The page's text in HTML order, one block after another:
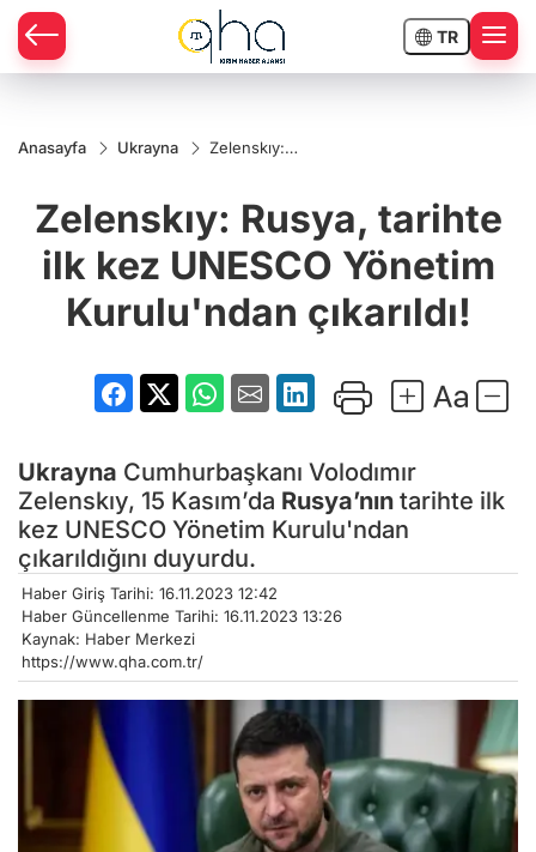
TR
Anasayfa Ukrayna
Zelenskıy:
UNESCO
Kurulu'ndan
çıkarıldı!
Zelenskıy: Rusya, tarihte
ilk kez UNESCO Yönetim
Kurulu'ndan çıkarıldı!
Ukrayna Cumhurbaşkanı Volodımır
Zelenskıy, 15 Kasım’da Rusya’nın tarihte ilk
kez UNESCO Yönetim Kurulu'ndan
çıkarıldığını duyurdu.
Haber Giriş Tarihi: 16.11.2023 12:42
Haber Güncellenme Tarihi: 16.11.2023 13:26
Kaynak: Haber Merkezi
https://www.qha.com.tr/